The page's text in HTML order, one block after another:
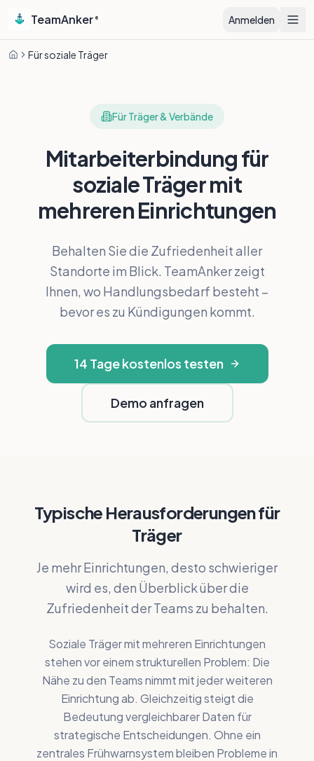
TeamAnker ® Anmelden
Startseite
Für soziale Träger
Für Träger & Verbände
Mitarbeiterbindung für
soziale Träger mit
mehreren Einrichtungen
Behalten Sie die Zufriedenheit aller
Standorte im Blick. TeamAnker zeigt
Ihnen, wo Handlungsbedarf besteht –
bevor es zu Kündigungen kommt.
14 Tage kostenlos testen
Demo anfragen
Typische Herausforderungen für
Träger
Je mehr Einrichtungen, desto schwieriger
wird es, den Überblick über die
Zufriedenheit der Teams zu behalten.
Soziale Träger mit mehreren Einrichtungen
stehen vor einem strukturellen Problem: Die
Nähe zu den Teams nimmt mit jeder weiteren
Einrichtung ab. Gleichzeitig steigt die
Bedeutung vergleichbarer Daten für
strategische Entscheidungen. Ohne ein
zentrales Frühwarnsystem bleiben Probleme in